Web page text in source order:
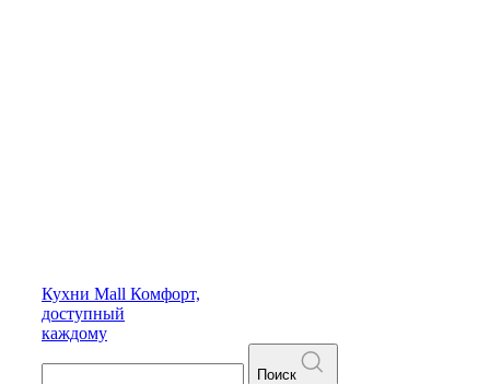
Кухни Mall Комфорт,
доступный
каждому
Поиск